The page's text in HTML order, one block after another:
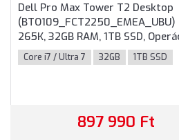
Dell Pro Max Tower T2 Desktop
265K, 32GB RAM, 1TB SSD,
Torony Házas számítógép 3 év
Core i7 / Ultra 7 32GB 1TB SSD
897 990 Ft